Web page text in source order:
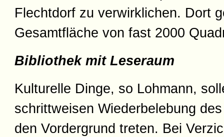
Flechtdorf zu verwirklichen. Dort
Gesamtfläche von fast 2000
Bibliothek mit Leseraum
Kulturelle Dinge, so Lohmann,
schrittweisen Wiederbelebung
den Vordergrund treten. Bei